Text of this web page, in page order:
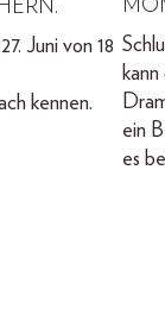
Juni von 18
kennen.
ein
es